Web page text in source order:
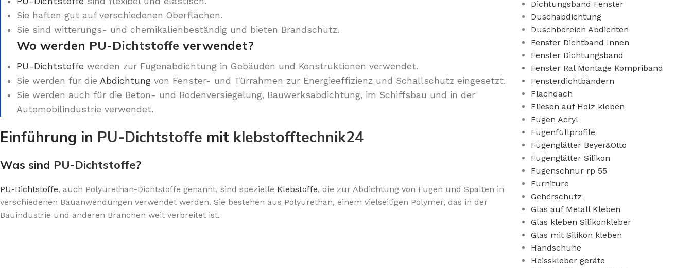
Sie haften gut auf verschiedenen Oberflächen.
Sie sind witterungs- und chemikalienbeständig und bieten Brandschutz.
Wo werden PU-Dichtstoffe verwendet?
PU-Dichtstoffe werden zur Fugenabdichtung in Gebäuden und Konstruktionen verwendet.
Sie werden für die Abdichtung von Fenster- und Türrahmen zur Energieeffizienz und Schallschutz eingesetzt.
Sie werden auch für die Beton- und Bodenversiegelung, Bauwerksabdichtung, im Schiffsbau und in der
Automobilindustrie verwendet.
Einführung in PU-Dichtstoffe mit klebstofftechnik24
Was sind PU-Dichtstoffe?
PU-Dichtstoffe, auch Polyurethan-Dichtstoffe genannt, sind spezielle Klebstoffe, die zur Abdichtung von Fugen und Spalten in
verschiedenen Bauanwendungen verwendet werden. Sie bestehen aus Polyurethan, einem vielseitigen Polymer, das in der
Bauindustrie und anderen Branchen weit verbreitet ist.
Dichtungsband Fenster
Duschabdichtung
Duschbereich Abdichten
Fenster Dichtband Innen
Fenster Dichtungsband
Fenster Ral Montage Kompriband
Fensterdichtbändern
Flachdach
Fliesen auf Holz kleben
Fugen Acryl
Fugenfüllprofile
Fugenglätter Beyer&Otto
Fugenglätter Silikon
Fugenschnur rp 55
Furniture
Gehörschutz
Glas auf Metall Kleben
Glas kleben Silikonkleber
Glas mit Silikon kleben
Handschuhe
Heisskleber geräte